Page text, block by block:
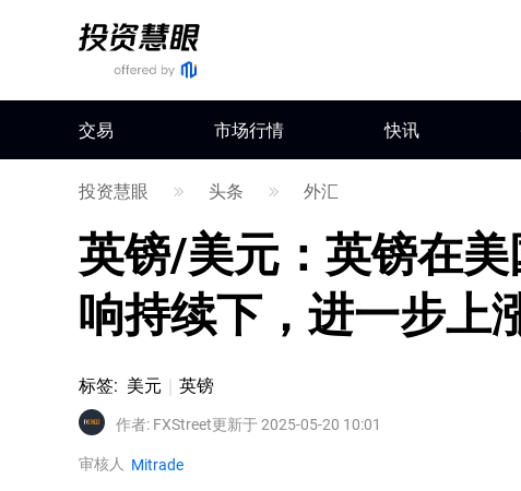
交易 市场行情 快讯
投资慧眼 头条 外汇
英镑/美元：英镑在
响持续下，进一步上
标签: 美元 英镑
作者: FXStreet更新于 2025-05-20 10:01
审核人 Mitrade